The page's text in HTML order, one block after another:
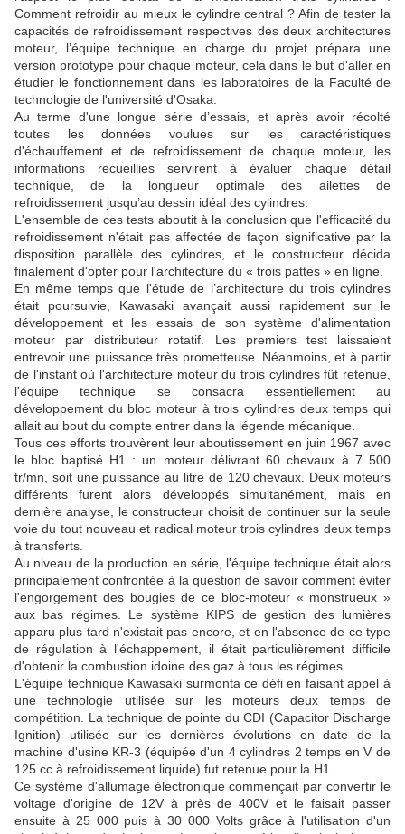
Comment refroidir au mieux le cylindre central ? Afin de tester la
capacités de refroidissement respectives des deux architectures
moteur, l’équipe technique en charge du projet prépara une
version prototype pour chaque moteur, cela dans le but d'aller en
étudier le fonctionnement dans les laboratoires de la Faculté de
technologie de l'université d'Osaka.
Au terme d'une longue série d’essais, et après avoir récolté
toutes les données voulues sur les caractéristiques
d'échauffement et de refroidissement de chaque moteur, les
informations recueillies servirent à évaluer chaque détail
technique, de la longueur optimale des ailettes de
refroidissement jusqu’au dessin idéal des cylindres.
L'ensemble de ces tests aboutit à la conclusion que l'efficacité du
refroidissement n'était pas affectée de façon significative par la
disposition parallèle des cylindres, et le constructeur décida
finalement d'opter pour l'architecture du « trois pattes » en ligne.
En même temps que l'étude de l’architecture du trois cylindres
était poursuivie, Kawasaki avançait aussi rapidement sur le
développement et les essais de son système d'alimentation
moteur par distributeur rotatif. Les premiers test laissaient
entrevoir une puissance très prometteuse. Néanmoins, et à partir
de l'instant où l'architecture moteur du trois cylindres fût retenue,
l'équipe technique se consacra essentiellement au
développement du bloc moteur à trois cylindres deux temps qui
allait au bout du compte entrer dans la légende mécanique.
Tous ces efforts trouvèrent leur aboutissement en juin 1967 avec
le bloc baptisé H1 : un moteur délivrant 60 chevaux à 7 500
tr/mn, soit une puissance au litre de 120 chevaux. Deux moteurs
différents furent alors développés simultanément, mais en
dernière analyse, le constructeur choisit de continuer sur la seule
voie du tout nouveau et radical moteur trois cylindres deux temps
à transferts.
Au niveau de la production en série, l'équipe technique était alors
principalement confrontée à la question de savoir comment éviter
l'engorgement des bougies de ce bloc-moteur « monstrueux »
aux bas régimes. Le système KIPS de gestion des lumières
apparu plus tard n'existait pas encore, et en l'absence de ce type
de régulation à l'échappement, il était particulièrement difficile
d'obtenir la combustion idoine des gaz à tous les régimes.
L'équipe technique Kawasaki surmonta ce défi en faisant appel à
une technologie utilisée sur les moteurs deux temps de
compétition. La technique de pointe du CDI (Capacitor Discharge
Ignition) utilisée sur les dernières évolutions en date de la
machine d'usine KR-3 (équipée d'un 4 cylindres 2 temps en V de
125 cc à refroidissement liquide) fut retenue pour la H1.
Ce système d'allumage électronique commençait par convertir le
voltage d'origine de 12V à près de 400V et le faisait passer
ensuite à 25 000 puis à 30 000 Volts grâce à l'utilisation d'un